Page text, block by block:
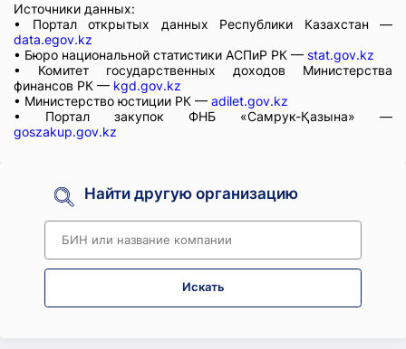
Источники данных:
• Портал открытых данных Республики Казахстан —
data.egov.kz
• Бюро национальной статистики АСПиР РК — stat.gov.kz
• Комитет государственных доходов Министерства
финансов РК — kgd.gov.kz
• Министерство юстиции РК — adilet.gov.kz
• Портал закупок ФНБ «Самрук-Қазына» —
goszakup.gov.kz
Найти другую организацию
Искать